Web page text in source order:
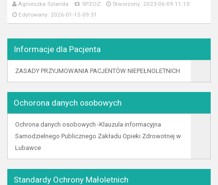
Agnieszka Szlanda SPZOZ
Stworzony: 2023-06-09 11:10
Edytowany: 2026-01-15 09:31
Informacje dla Pacjenta
ZASADY PRZYJMOWANIA PACJENTÓW NIEPEŁNOLETNICH
Ochorona danych osobowych
Ochrona danych osobowych -Klauzula informacyjna
Samodzielnego Publicznego Zakładu Opieki Zdrowotnej w
Lubawce
Standardy Ochrony Małoletnich